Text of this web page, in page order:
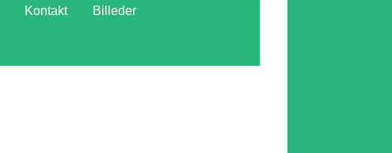
Kontakt Billeder